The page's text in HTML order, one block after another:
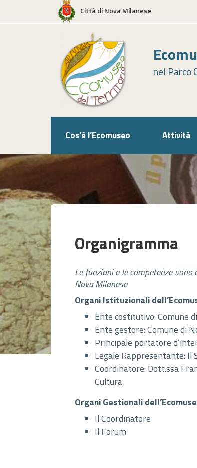
Città di Nova Milanese
nel Parco
Cos’è l’Ecomuseo Attività
Organigramma
Le funzioni e le competenze
Nova Milanese
Organi Istituzionali
Ente costitutivo: Comune
Ente gestore: Comune di
Principale portatore
Legale Rappresentante: Il
Coordinatore: Dott.ssa
Cultura
Organi Gestionali
Il Coordinatore
Il Forum